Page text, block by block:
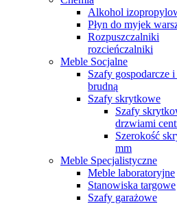
Alkohol
Płyn do myjek
Rozpuszczalniki
rozcieńczalniki
Meble Socjalne
Szafy gospodarcze
brudną
Szafy skrytkowe
Szafy
drzwiami
Szerokość
mm
Meble Specjalistyczne
Meble laboratoryjne
Stanowiska targowe
Szafy garażowe